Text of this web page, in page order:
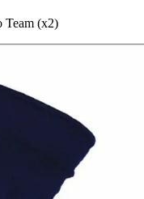
Team (x2)